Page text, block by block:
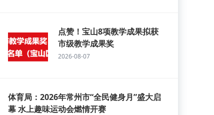
点赞！宝山8项教学成果拟获
市级教学成果奖
2026-08-07
体育局：2026年常州市“全民健身月”盛大启
幕 水上趣味运动会燃情开赛